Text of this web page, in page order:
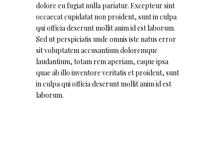
dolore eu fugiat nulla pariatur. Excepteur sint
occaecat cupidatat non proident, sunt in culpa
qui officia deserunt mollit anim id est laborum.
Sed ut perspiciatis unde omnis iste natus error
sit voluptatem accusantium doloremque
laudantium, totam rem aperiam, eaque ipsa
quae ab illo inventore veritatis et proident, sunt
in culpa qui officia deserunt mollit anim id est
laborum.